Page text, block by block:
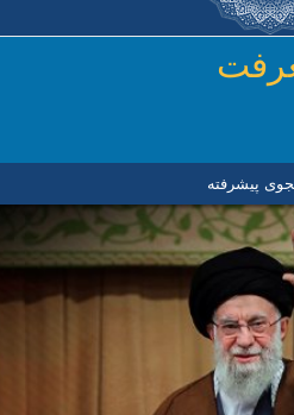
محتوای اصلی
پیشرفته